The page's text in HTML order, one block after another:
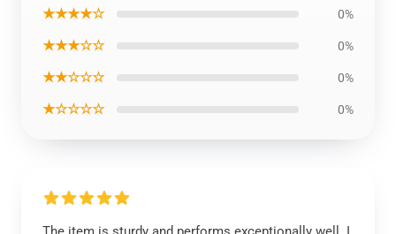
★★★★☆ 0%
★★★☆☆ 0%
★★☆☆☆ 0%
★☆☆☆☆ 0%